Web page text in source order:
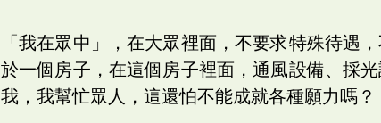
「我在眾中」，在大眾裡面，不要求特殊待遇
於一個房子，在這個房子裡面，通風設備、採
我，我幫忙眾人，這還怕不能成就各種願力嗎？